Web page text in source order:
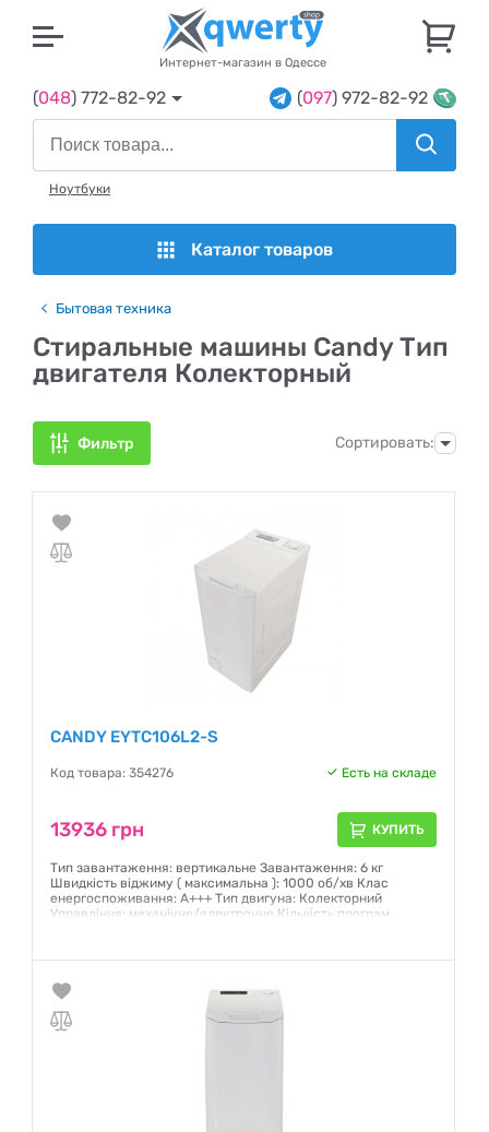
Интернет-магазин в Одессе
(048) 772-82-92 (097) 972-82-92
Ноутбуки
Каталог товаров
Бытовая техника
Стиральные машины Candy Тип
двигателя Колекторный
Фильтр Сортировать:
CANDY EYTC106L2-S
Код товара: 354276 Есть на складе
13936 грн КУПИТЬ
Тип завантаження: вертикальне Завантаження: 6 кг
Швидкість віджиму ( максимальна ): 1000 об/хв Клас
енергоспоживання: A+++ Тип двигуна: Колекторний
Управління: механічне/електронне Кількість програм